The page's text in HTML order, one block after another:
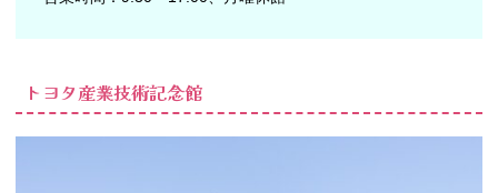
トヨタ産業技術記念館